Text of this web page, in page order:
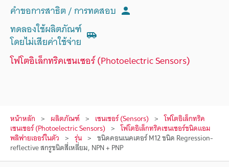
คำขอการสาธิต / การทดสอบ
ทดลองใช้ผลิตภัณฑ์
โดยไม่เสียค่าใช้จ่าย
โฟโตอิเล็กทริคเซนเซอร์ (Photoelectric Sensors)
หน้าหลัก ผลิตภัณฑ์ เซนเซอร์ (Sensors) โฟโตอิเล็กทริค
เซนเซอร์ (Photoelectric Sensors) โฟโตอิเล็กทริคเซนเซอร์ชนิดแอม
พลิฟายเออร์ในตัว รุ่น ชนิดคอนเนคเตอร์ M12 ชนิด Regression-
reflective สกรูชนิดสี่เหลี่ยม, NPN + PNP